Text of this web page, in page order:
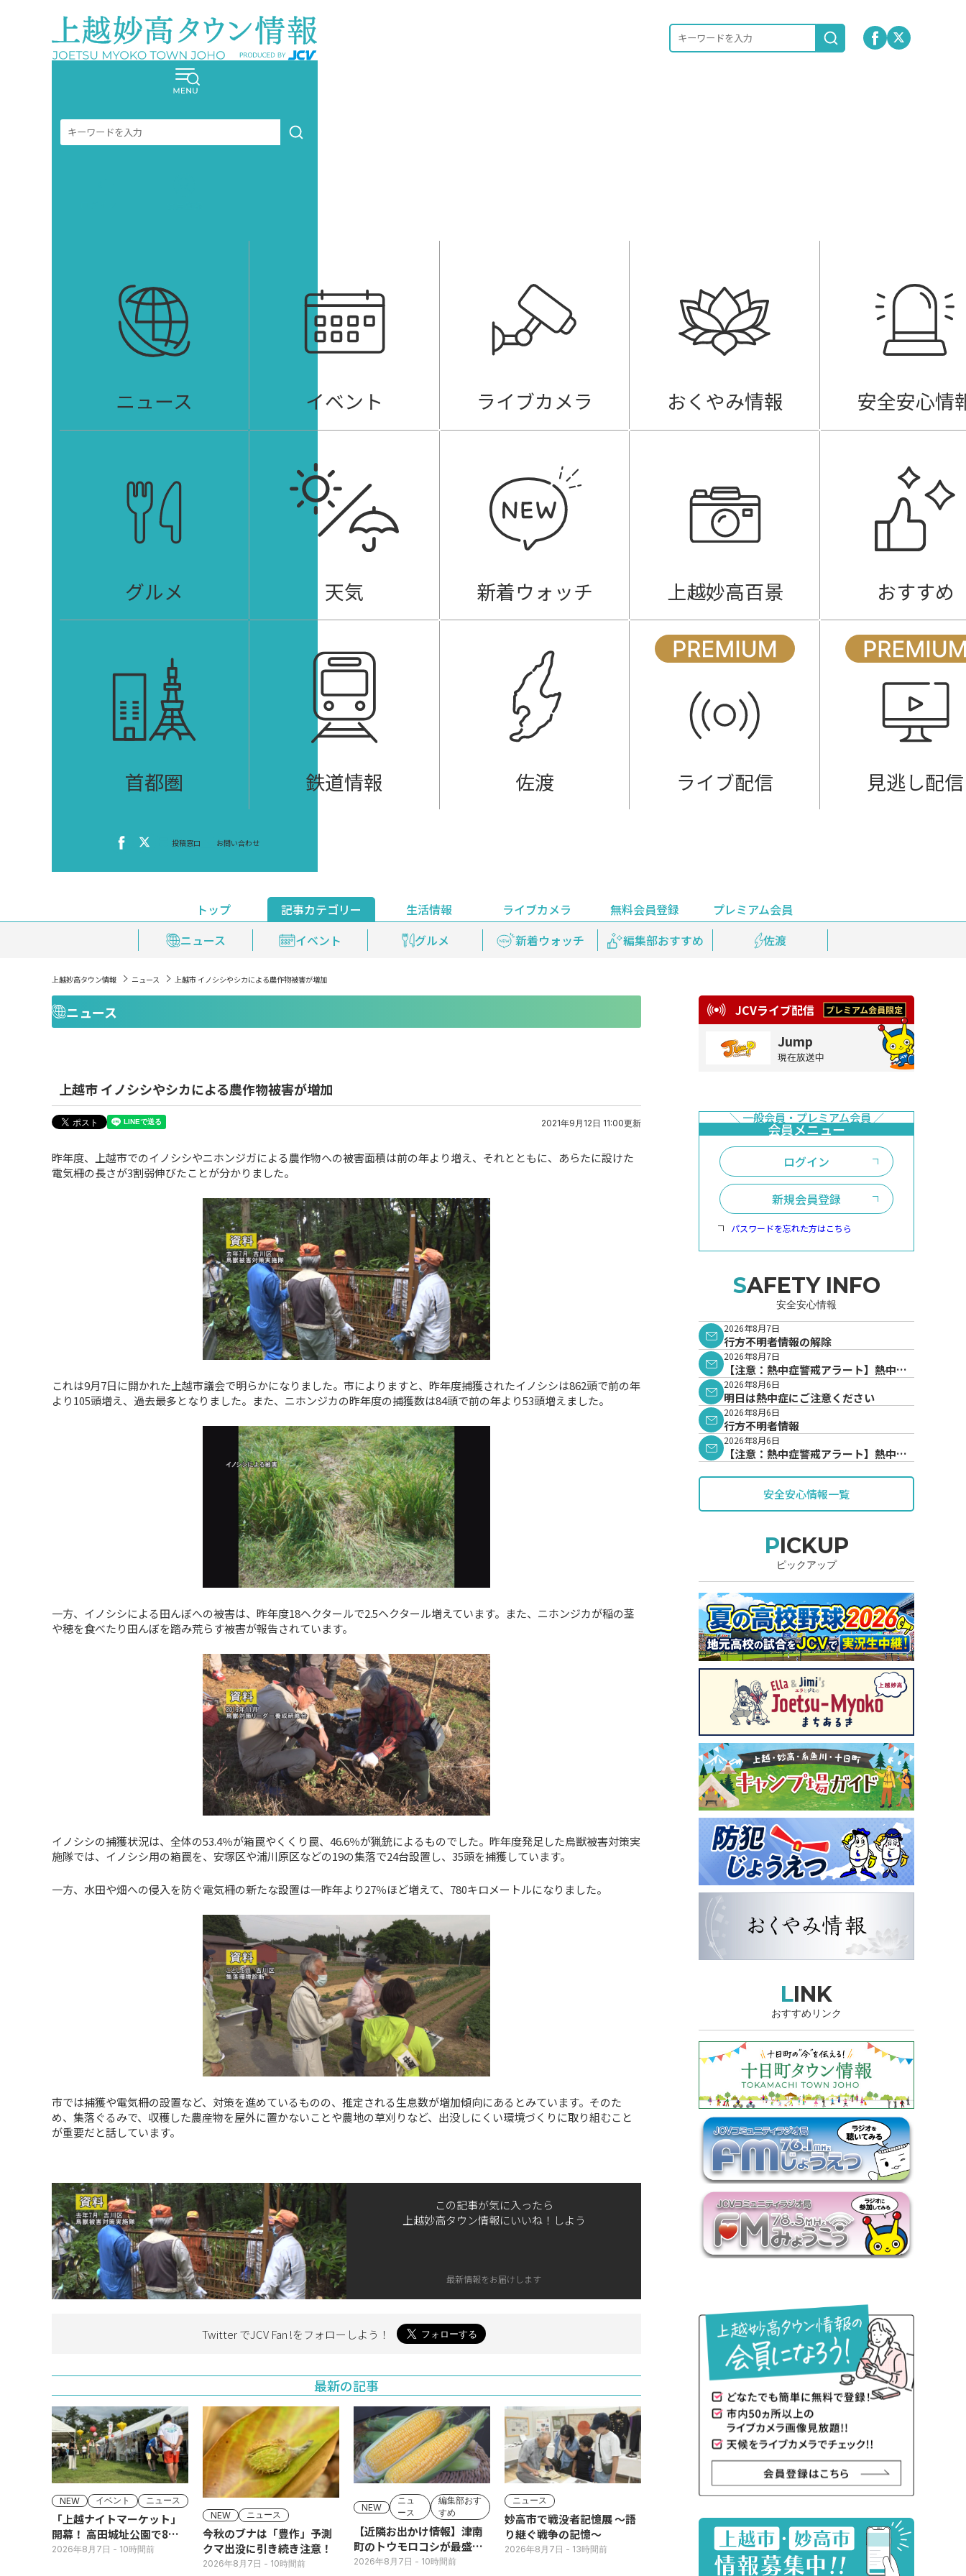
ニュース イベント ライブカメラ おくやみ情報 安全安心情
グルメ 天気 新着ウォッチ 上越妙高百景 おすすめ
首都圏 鉄道情報 佐渡 ライブ配信 見逃し配信
投稿窓口 お問い合わせ
トップ
記事カテゴリー
ニュース
イベント グルメ 新着ウォッチ 編集部おすすめ 佐渡
生活情報
おくやみ情報
安全安心情報 天気 上越妙高百景 鉄道情報
ライブカメラ 無料会員登録
プレミアム会員
ライブ配信
見逃し配信 プレミアム会員登録
上越妙高タウン情報 ニュース 上越市 イノシシやシカによる農作物被害が増加
ニュース
上越市 イノシシやシカによる農作物被害が増加
2021年9月12日 11:00更新
昨年度、上越市でのイノシシやニホンジガによる農作物への被害面積は前の年より増え、それとともに、あらたに設けた
電気柵の長さが3割弱伸びたことが分かりました。
これは9月7日に開かれた上越市議会で明らかになりました。市によりますと、昨年度捕獲されたイノシシは862頭で前の年
より105頭増え、過去最多となりました。また、ニホンジカの昨年度の捕獲数は84頭で前の年より53頭増えました。
一方、イノシシによる田んぼへの被害は、昨年度18ヘクタールで2.5ヘクタール増えています。また、ニホンジカが稲の茎
や穂を食べたり田んぼを踏み荒らす被害が報告されています。
イノシシの捕獲状況は、全体の53.4％が箱罠やくくり罠、46.6％が猟銃によるものでした。昨年度発足した鳥獣被害対策実
施隊では、イノシシ用の箱罠を、安塚区や浦川原区などの19の集落で24台設置し、35頭を捕獲しています。
一方、水田や畑への侵入を防ぐ電気柵の新たな設置は一昨年より27％ほど増えて、780キロメートルになりました。
市では捕獲や電気柵の設置など、対策を進めているものの、推定される生息数が増加傾向にあるとみています。そのた
め、集落ぐるみで、収穫した農産物を屋外に置かないことや農地の草刈りなど、出没しにくい環境づくりに取り組むこと
が重要だと話しています。
この記事が気に入ったら
上越妙高タウン情報にいいね！しよう
最新情報をお届けします
Twitter でJCV Fan !をフォローしよう！
最新の記事
NEW イベント ニュース
「上越ナイトマーケット」
開幕！ 高田城址公園で8日
(土)まで
2026年8月7日 - 10時間前
NEW ニュース
今秋のブナは「豊作」予測
クマ出没に引き続き注意！
2026年8月7日 - 10時間前
NEW
ニュ
ース
編集部おす
すめ
【近隣お出かけ情報】津南
町のトウモロコシが最盛
期！国道ロードサイドの直
2026年8月7日 - 10時間前
ニュース
妙高市で戦没者記憶展 ～語
り継ぐ戦争の記憶～
2026年8月7日 - 13時間前
JCVライブ配信
Jump
現在放送中
ログイン
新規会員登録
パスワードを忘れた方はこちら
SAFETY INFO
安全安心情報
2026年8月7日
行方不明者情報の解除
2026年8月7日
【注意：熱中症警戒アラート】熱中症
警戒アラートが発表されています。
2026年8月6日
明日は熱中症にご注意ください
2026年8月6日
行方不明者情報
2026年8月6日
【注意：熱中症警戒アラート】熱中症
安全安心情報一覧
PICKUP
ピックアップ
LINK
おすすめリンク